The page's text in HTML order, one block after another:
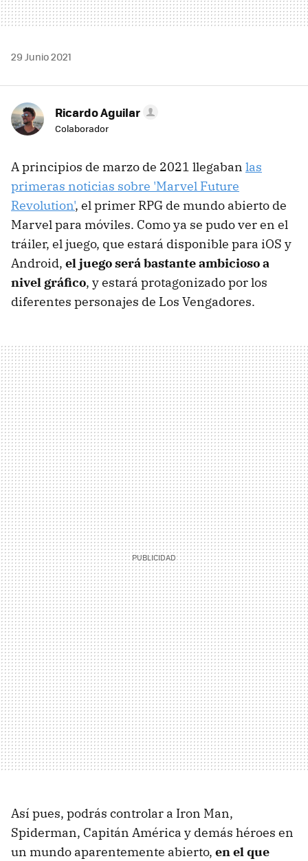
29 Junio 2021
Ricardo Aguilar
Colaborador
A principios de marzo de 2021 llegaban las
primeras noticias sobre 'Marvel Future
Revolution', el primer RPG de mundo abierto de
Marvel para móviles. Como ya se pudo ver en el
tráiler, el juego, que estará disponible para iOS y
Android, el juego será bastante ambicioso a
nivel gráfico, y estará protagonizado por los
diferentes personajes de Los Vengadores.
Así pues, podrás controlar a Iron Man,
Spiderman, Capitán América y demás héroes en
un mundo aparentemente abierto, en el que